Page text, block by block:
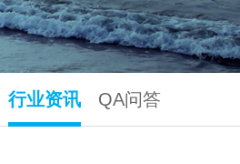
行业资讯 QA问答